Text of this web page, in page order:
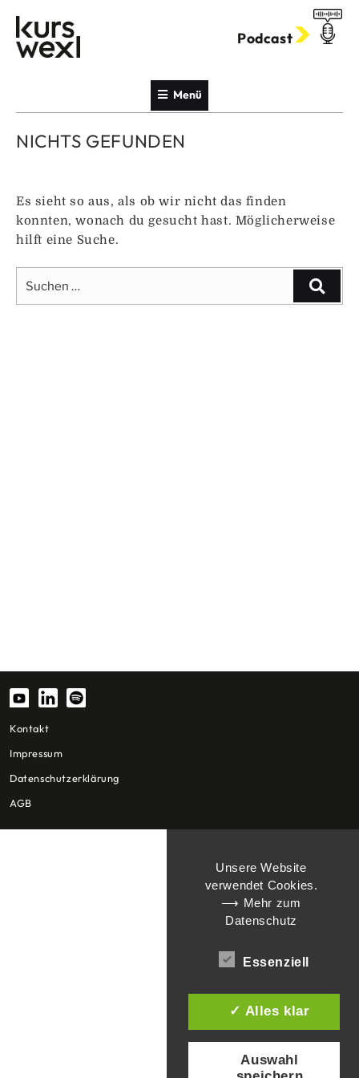
Inhalt
springen
Podcast
Menü
NICHTS GEFUNDEN
Es sieht so aus, als ob wir nicht das finden
konnten, wonach du gesucht hast. Möglicherweise
hilft eine Suche.
nach:
Suchen
Kontakt
Impressum
Datenschutzerklärung
AGB
Unsere Website
verwendet Cookies.
⟶ Mehr zum
Datenschutz
Essenziell
✓ Alles klar
Auswahl